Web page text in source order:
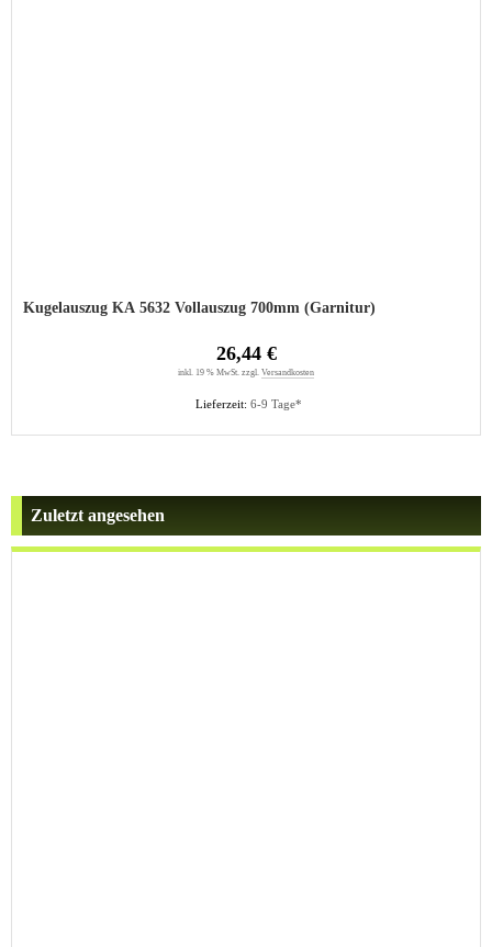
Kugelauszug KA 5632 Vollauszug 700mm (Garnitur)
Lieferzeit: 6-9 Tage*
26,44 €
inkl. 19 % MwSt. zzgl. Versandkosten
Zuletzt angesehen